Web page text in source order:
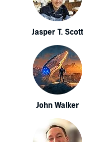
Jasper T. Scott
John Walker